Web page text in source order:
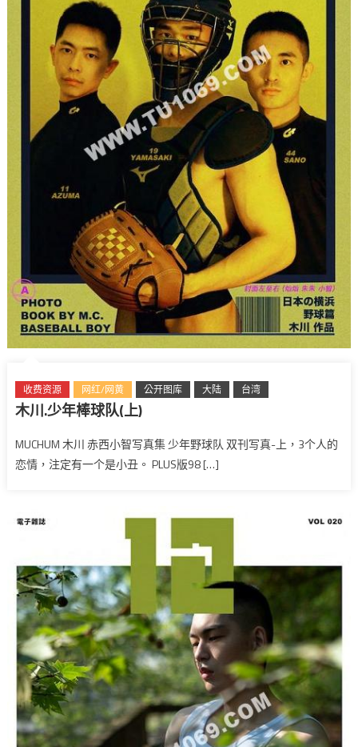
收费资源 网红/网黄 公开图库 大陆 台湾
木川.少年棒球队(上)
MUCHUM 木川 赤西小智写真集 少年野球队 双刊写真-上，3个人的
恋情，注定有一个是小丑。 PLUS版98 […]